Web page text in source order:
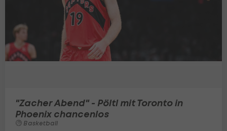
"Zacher Abend" - Pöltl mit Toronto in
Phoenix chancenlos
Basketball